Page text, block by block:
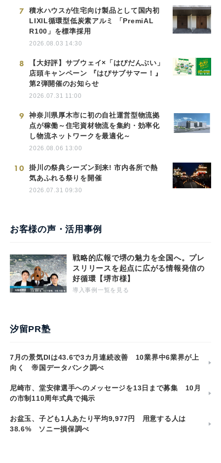
7
積水ハウスが住宅向け製品として国内初
LIXIL循環型低炭素アルミ 「PremiAL
R100」を標準採用
2026.08.03 14:30
8
【大好評】サブウェイ×「はぴだんぶい」
店頭キャンペーン 『はぴサブサマー！』
第2弾開催のお知らせ
2026.07.31 11:00
9
神奈川県厚木市に初の自社運営型物流拠
点が稼働～住宅資材物流を集約・効率化
し物流ネットワークを最適化～
2026.08.06 13:00
10
掛川の祭典シーズン到来! 市内各所で熱
気あふれる祭りを開催
2026.07.31 09:30
お客様の声・活用事例
戦略的広報で堺の魅力を全国へ。プレ
スリリースを起点に広がる情報発信の
好循環【堺市様】
導入事例一覧を見る
汐留PR塾
7月の景気DIは43.6で3カ月連続改善 10業界中6業界が上
向く 帝国データバンク調べ
尼崎市、堂安律選手へのメッセージを13日まで募集 10月
の市制110周年式典で掲示
お盆玉、子ども1人あたり平均9,977円 用意する人は
38.6% ソニー損保調べ